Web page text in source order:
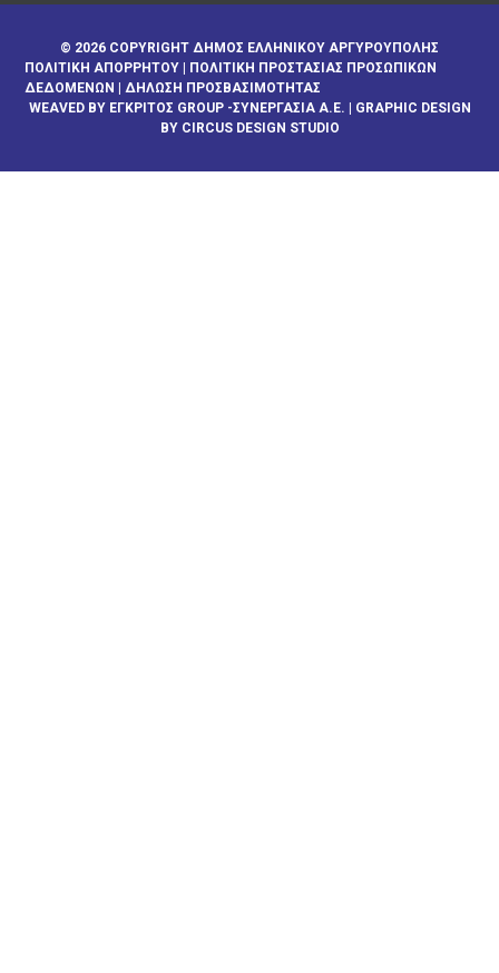
© 2026 COPYRIGHT ΔΗΜΟΣ ΕΛΛΗΝΙΚΟΥ ΑΡΓΥΡΟΥΠΟΛΗΣ
ΠΟΛΙΤΙΚΉ ΑΠΟΡΡΉΤΟΥ
ΠΟΛΙΤΙΚΉ ΠΡΟΣΤΑΣΊΑΣ ΠΡΟΣΩΠΙΚΏΝ
ΔΕΔΟΜΈΝΩΝ
|ΔΉΛΩΣΗ ΠΡΟΣΒΑΣΙΜΌΤΗΤΑΣ
WEAVED BY ΕΓΚΡΙΤΟΣ GROUP -ΣΥΝΕΡΓΑΣΙΑ Α.Ε. | GRAPHIC DESIGN
BY CIRCUS DESIGN STUDIO